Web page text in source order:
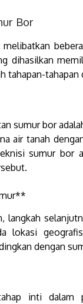
Bor
dihasilkan
tahapan-
sumur bor
air tanah
sumur bor
langkah
lokasi
dengan
inti dalam